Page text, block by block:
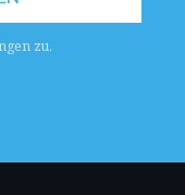
zu.